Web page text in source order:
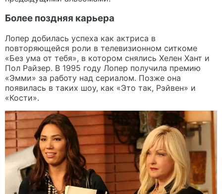
Более поздняя карьера
Лопер добилась успеха как актриса в
повторяющейся роли в телевизионном ситкоме
«Без ума от тебя», в котором снялись Хелен Хант и
Пол Райзер. В 1995 году Лопер получила премию
«Эмми» за работу над сериалом. Позже она
появилась в таких шоу, как «Это так, Рэйвен» и
«Кости».